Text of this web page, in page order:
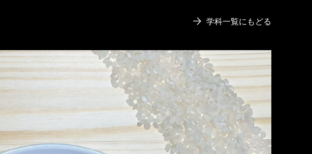
学科一覧にもどる